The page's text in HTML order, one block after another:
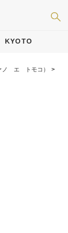
KYOTO
ノ エ トモコ）
>